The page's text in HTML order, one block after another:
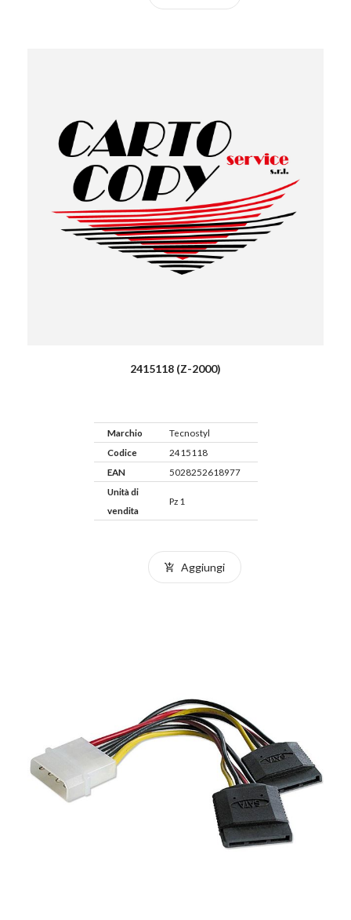
2415118 (Z-2000)
Marchio
Tecnostyl
Codice
2415118
EAN
5028252618977
Unità di
vendita
Pz 1
Aggiungi